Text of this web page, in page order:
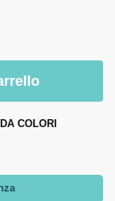
COLORI